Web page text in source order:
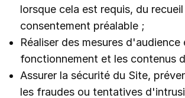
lorsque cela est requis, du
consentement préalable ;
Réaliser des mesures d'audience
fonctionnement et les contenus
Assurer la sécurité du Site,
les fraudes ou tentatives